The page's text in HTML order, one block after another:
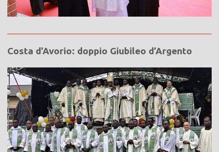
Costa d’Avorio: doppio Giubileo d’Argento